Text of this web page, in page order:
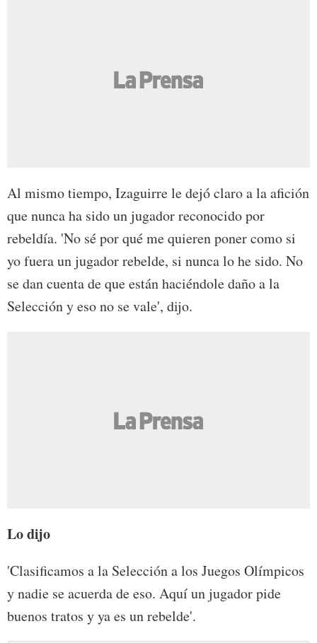
Al mismo tiempo, Izaguirre le dejó claro a la afición
que nunca ha sido un jugador reconocido por
rebeldía. 'No sé por qué me quieren poner como si
yo fuera un jugador rebelde, si nunca lo he sido. No
se dan cuenta de que están haciéndole daño a la
Selección y eso no se vale', dijo.
Lo dijo
'Clasificamos a la Selección a los Juegos Olímpicos
y nadie se acuerda de eso. Aquí un jugador pide
buenos tratos y ya es un rebelde'.